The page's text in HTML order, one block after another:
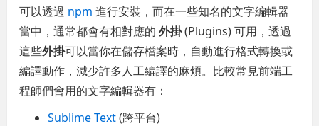
可以透過 npm 進行安裝，而在一些知名的文字編輯器
當中，通常都會有相對應的外掛(Plugins) 可用，透過
這些外掛可以當你在儲存檔案時，自動進行格式轉換或
編譯動作，減少許多人工編譯的麻煩。比較常見前端工
程師們會用的文字編輯器有：
Sublime Text(跨平台)